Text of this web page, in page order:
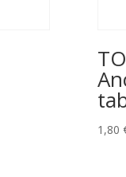
1,80